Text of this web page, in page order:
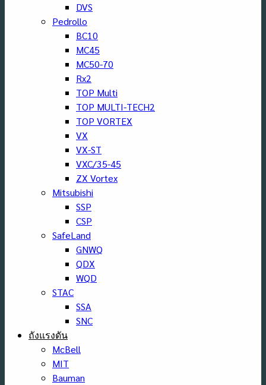
DVS
Pedrollo
BC10
MC45
MC50-70
Rx2
TOP Multi
TOP MULTI-TECH2
TOP VORTEX
VX
VX-ST
VXC/35-45
ZX Vortex
Mitsubishi
SSP
CSP
SafeLand
GNWQ
QDX
WQD
STAC
SSA
SNC
ถังแรงดัน
McBell
MIT
Bauman